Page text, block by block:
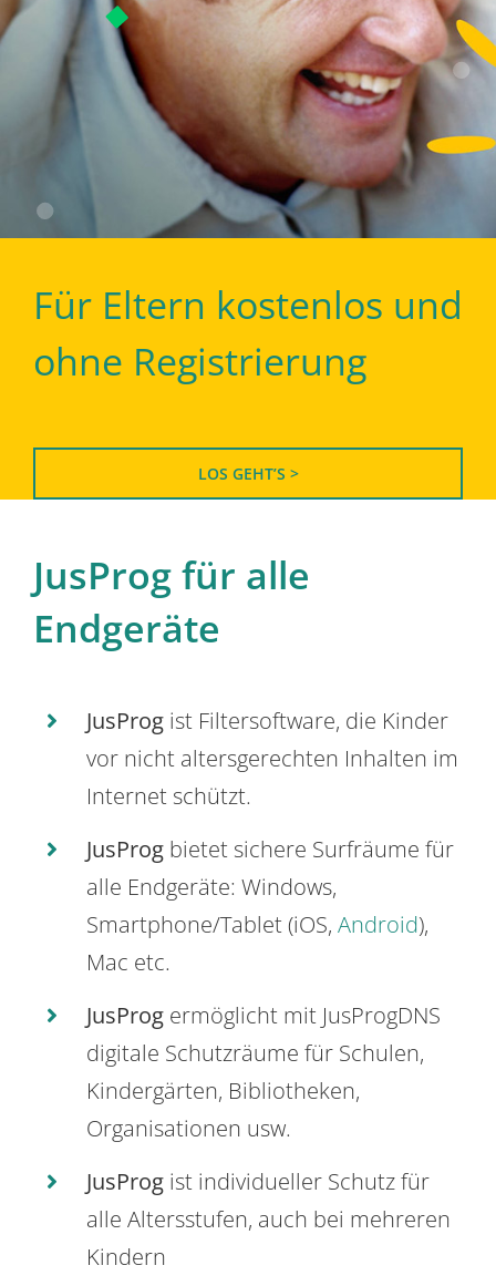
Für Eltern kostenlos und
ohne Registrierung
LOS GEHT’S >
JusProg für alle
Endgeräte
JusProg ist Filtersoftware, die Kinder
vor nicht altersgerechten Inhalten im
Internet schützt.
JusProg bietet sichere Surfräume für
alle Endgeräte: Windows,
Smartphone/Tablet (iOS, Android),
Mac etc.
JusProg ermöglicht mit JusProgDNS
digitale Schutzräume für Schulen,
Kindergärten, Bibliotheken,
Organisationen usw.
JusProg ist individueller Schutz für
alle Altersstufen, auch bei mehreren
Kindern